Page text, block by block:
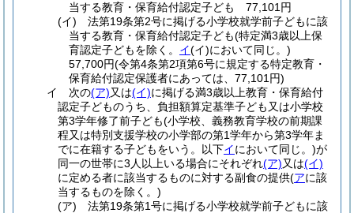
当する教育・保育給付認定子ども 77,101円
(イ)
法第19条第2号に掲げる小学校就学前子どもに該
当する教育・保育給付認定子ども(特定満3歳以上保
育認定子どもを除く。 イ(イ)において同じ。)
57,700円(令第4条第2項第6号に規定する特定教育・
保育給付認定保護者にあっては、77,101円)
イ
次の(ア)又は(イ)に掲げる満3歳以上教育・保育給付
認定子どものうち、負担額算定基準子ども又は小学校
第3学年修了前子ども(小学校、義務教育学校の前期課
程又は特別支援学校の小学部の第1学年から第3学年ま
でに在籍する子どもをいう。以下イにおいて同じ。)が
同一の世帯に3人以上いる場合にそれぞれ(ア)又は(イ)
に定める者に該当するものに対する副食の提供(アに該
当するものを除く。)
(ア)
法第19条第1号に掲げる小学校就学前子どもに該